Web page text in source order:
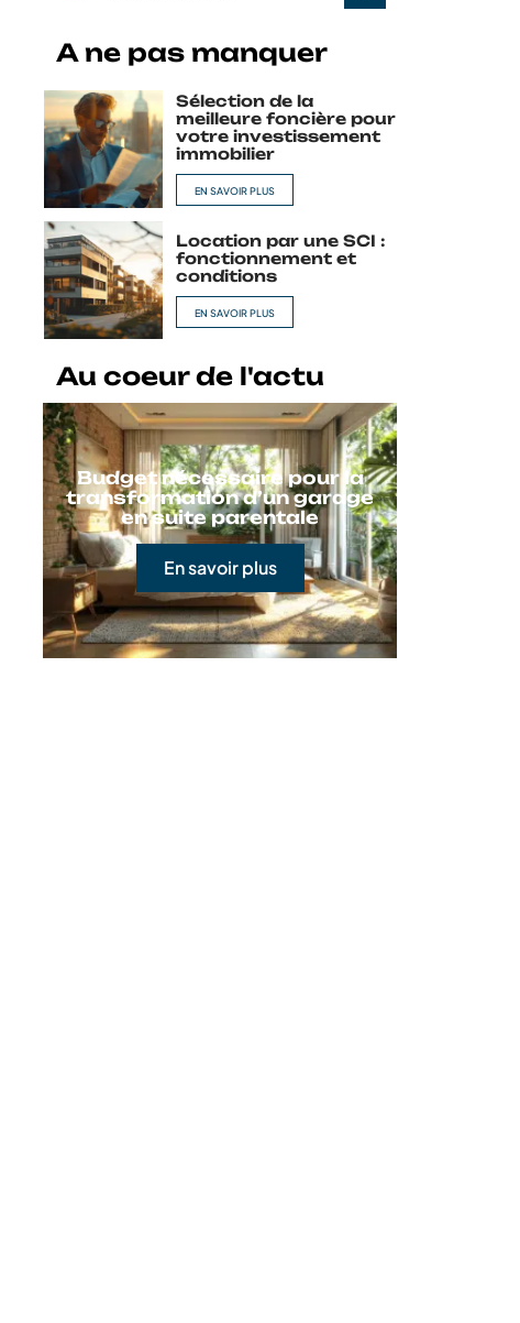
A ne pas manquer
Sélection de la
meilleure foncière pour
votre investissement
immobilier
EN SAVOIR PLUS
Location par une SCI :
fonctionnement et
conditions
EN SAVOIR PLUS
Au coeur de l'actu
Budget nécessaire pour la
transformation d’un garage
en suite parentale
En savoir plus